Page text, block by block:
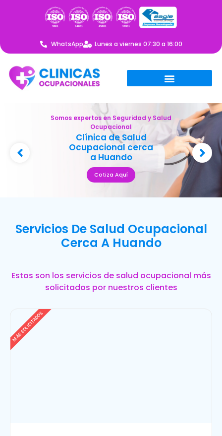
WhatsApp Lunes a viernes 07:30 a 16:00
Somos expertos en Seguridad y Salud
Ocupacional
Clínica de Salud
Ocupacional cerca
a Huando
Cotiza Aquí
Servicios De Salud Ocupacional
Cerca A Huando
Estos son los servicios de salud ocupacional más
solicitados por nuestros clientes
MÁS SOLICITADOS